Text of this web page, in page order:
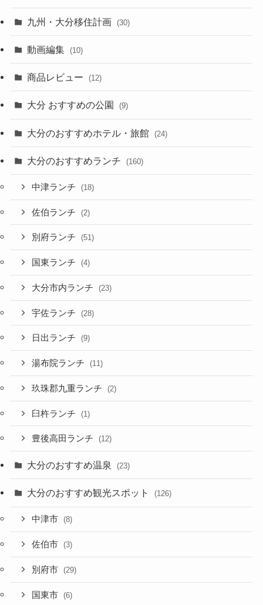
九州・大分移住計画 (30)
動画編集 (10)
商品レビュー (12)
大分 おすすめの公園 (9)
大分のおすすめホテル・旅館 (24)
大分のおすすめランチ (160)
中津ランチ (18)
佐伯ランチ (2)
別府ランチ (51)
国東ランチ (4)
大分市内ランチ (23)
宇佐ランチ (28)
日出ランチ (9)
湯布院ランチ (11)
玖珠郡九重ランチ (2)
臼杵ランチ (1)
豊後高田ランチ (12)
大分のおすすめ温泉 (23)
大分のおすすめ観光スポット (126)
中津市 (8)
佐伯市 (3)
別府市 (29)
国東市 (6)